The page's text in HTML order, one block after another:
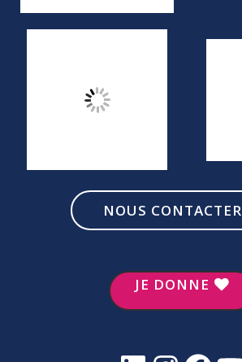
NOUS CONTACTER
JE DONNE